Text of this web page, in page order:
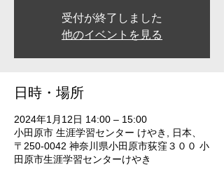
受付が終了しました
他のイベントを見る
日時・場所
2024年1月12日 14:00 – 15:00
小田原市 生涯学習センター けやき, 日本、
〒250-0042 神奈川県小田原市荻窪３００ 小
田原市生涯学習センターけやき